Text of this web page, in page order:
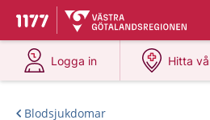
Till startsidan för 1177
Du har valt region
Logga in
på 1177.se
Hitta
på
Blodsjukdomar